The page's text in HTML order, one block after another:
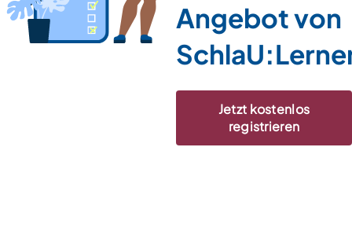
Angebot von
Jetzt kostenlos
registrieren